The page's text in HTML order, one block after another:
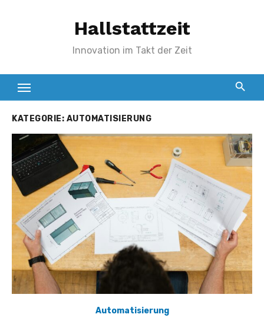
Hallstattzeit
Innovation im Takt der Zeit
KATEGORIE: AUTOMATISIERUNG
Automatisierung